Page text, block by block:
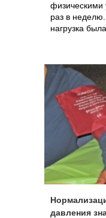
раз в
нагрузка
давления